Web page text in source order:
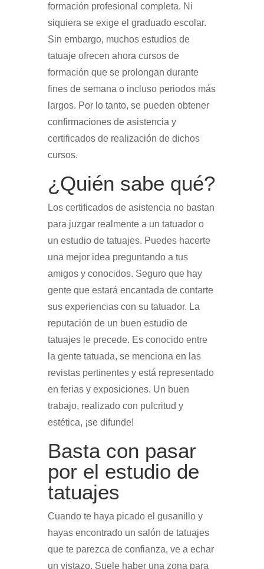
formación profesional completa. Ni
siquiera se exige el graduado escolar.
Sin embargo, muchos estudios de
tatuaje ofrecen ahora cursos de
formación que se prolongan durante
fines de semana o incluso periodos más
largos. Por lo tanto, se pueden obtener
confirmaciones de asistencia y
certificados de realización de dichos
cursos.
¿Quién sabe qué?
Los certificados de asistencia no bastan
para juzgar realmente a un tatuador o
un estudio de tatuajes. Puedes hacerte
una mejor idea preguntando a tus
amigos y conocidos. Seguro que hay
gente que estará encantada de contarte
sus experiencias con su tatuador. La
reputación de un buen estudio de
tatuajes le precede. Es conocido entre
la gente tatuada, se menciona en las
revistas pertinentes y está representado
en ferias y exposiciones. Un buen
trabajo, realizado con pulcritud y
estética, ¡se difunde!
Basta con pasar
por el estudio de
tatuajes
Cuando te haya picado el gusanillo y
hayas encontrado un salón de tatuajes
que te parezca de confianza, ve a echar
un vistazo. Suele haber una zona para